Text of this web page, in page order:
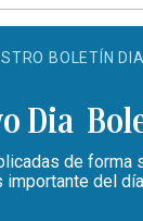
BOLETÍN
de forma
importante del